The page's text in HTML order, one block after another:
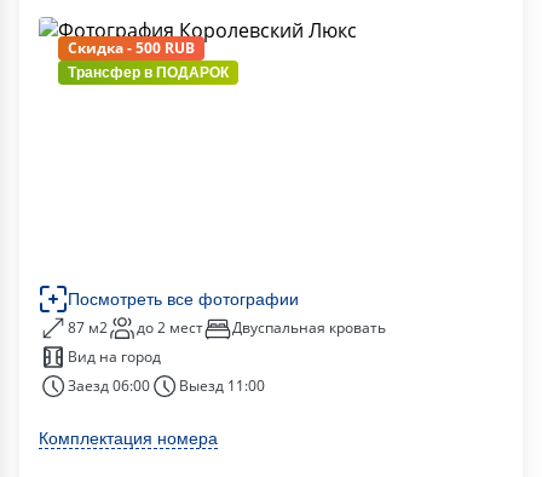
Скидка - 500 RUB
Трансфер в ПОДАРОК
Посмотреть все фотографии
87 м2 до 2 мест
Двуспальная кровать
Вид на город
Заезд 06:00
Выезд 11:00
Комплектация номера